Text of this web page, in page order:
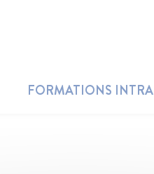
FORMATIONS INTRA